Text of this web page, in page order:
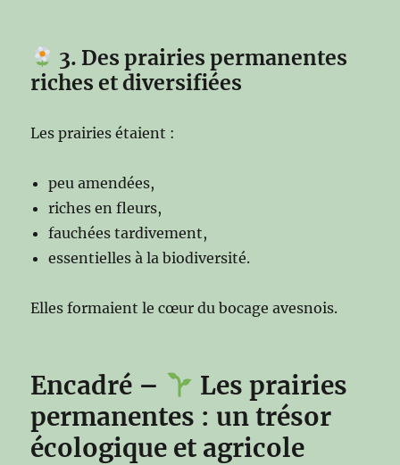
3. Des prairies permanentes
riches et diversifiées
Les prairies étaient :
peu amendées,
riches en fleurs,
fauchées tardivement,
essentielles à la biodiversité.
Elles formaient le cœur du bocage avesnois.
Encadré –
Les prairies
permanentes : un trésor
écologique et agricole